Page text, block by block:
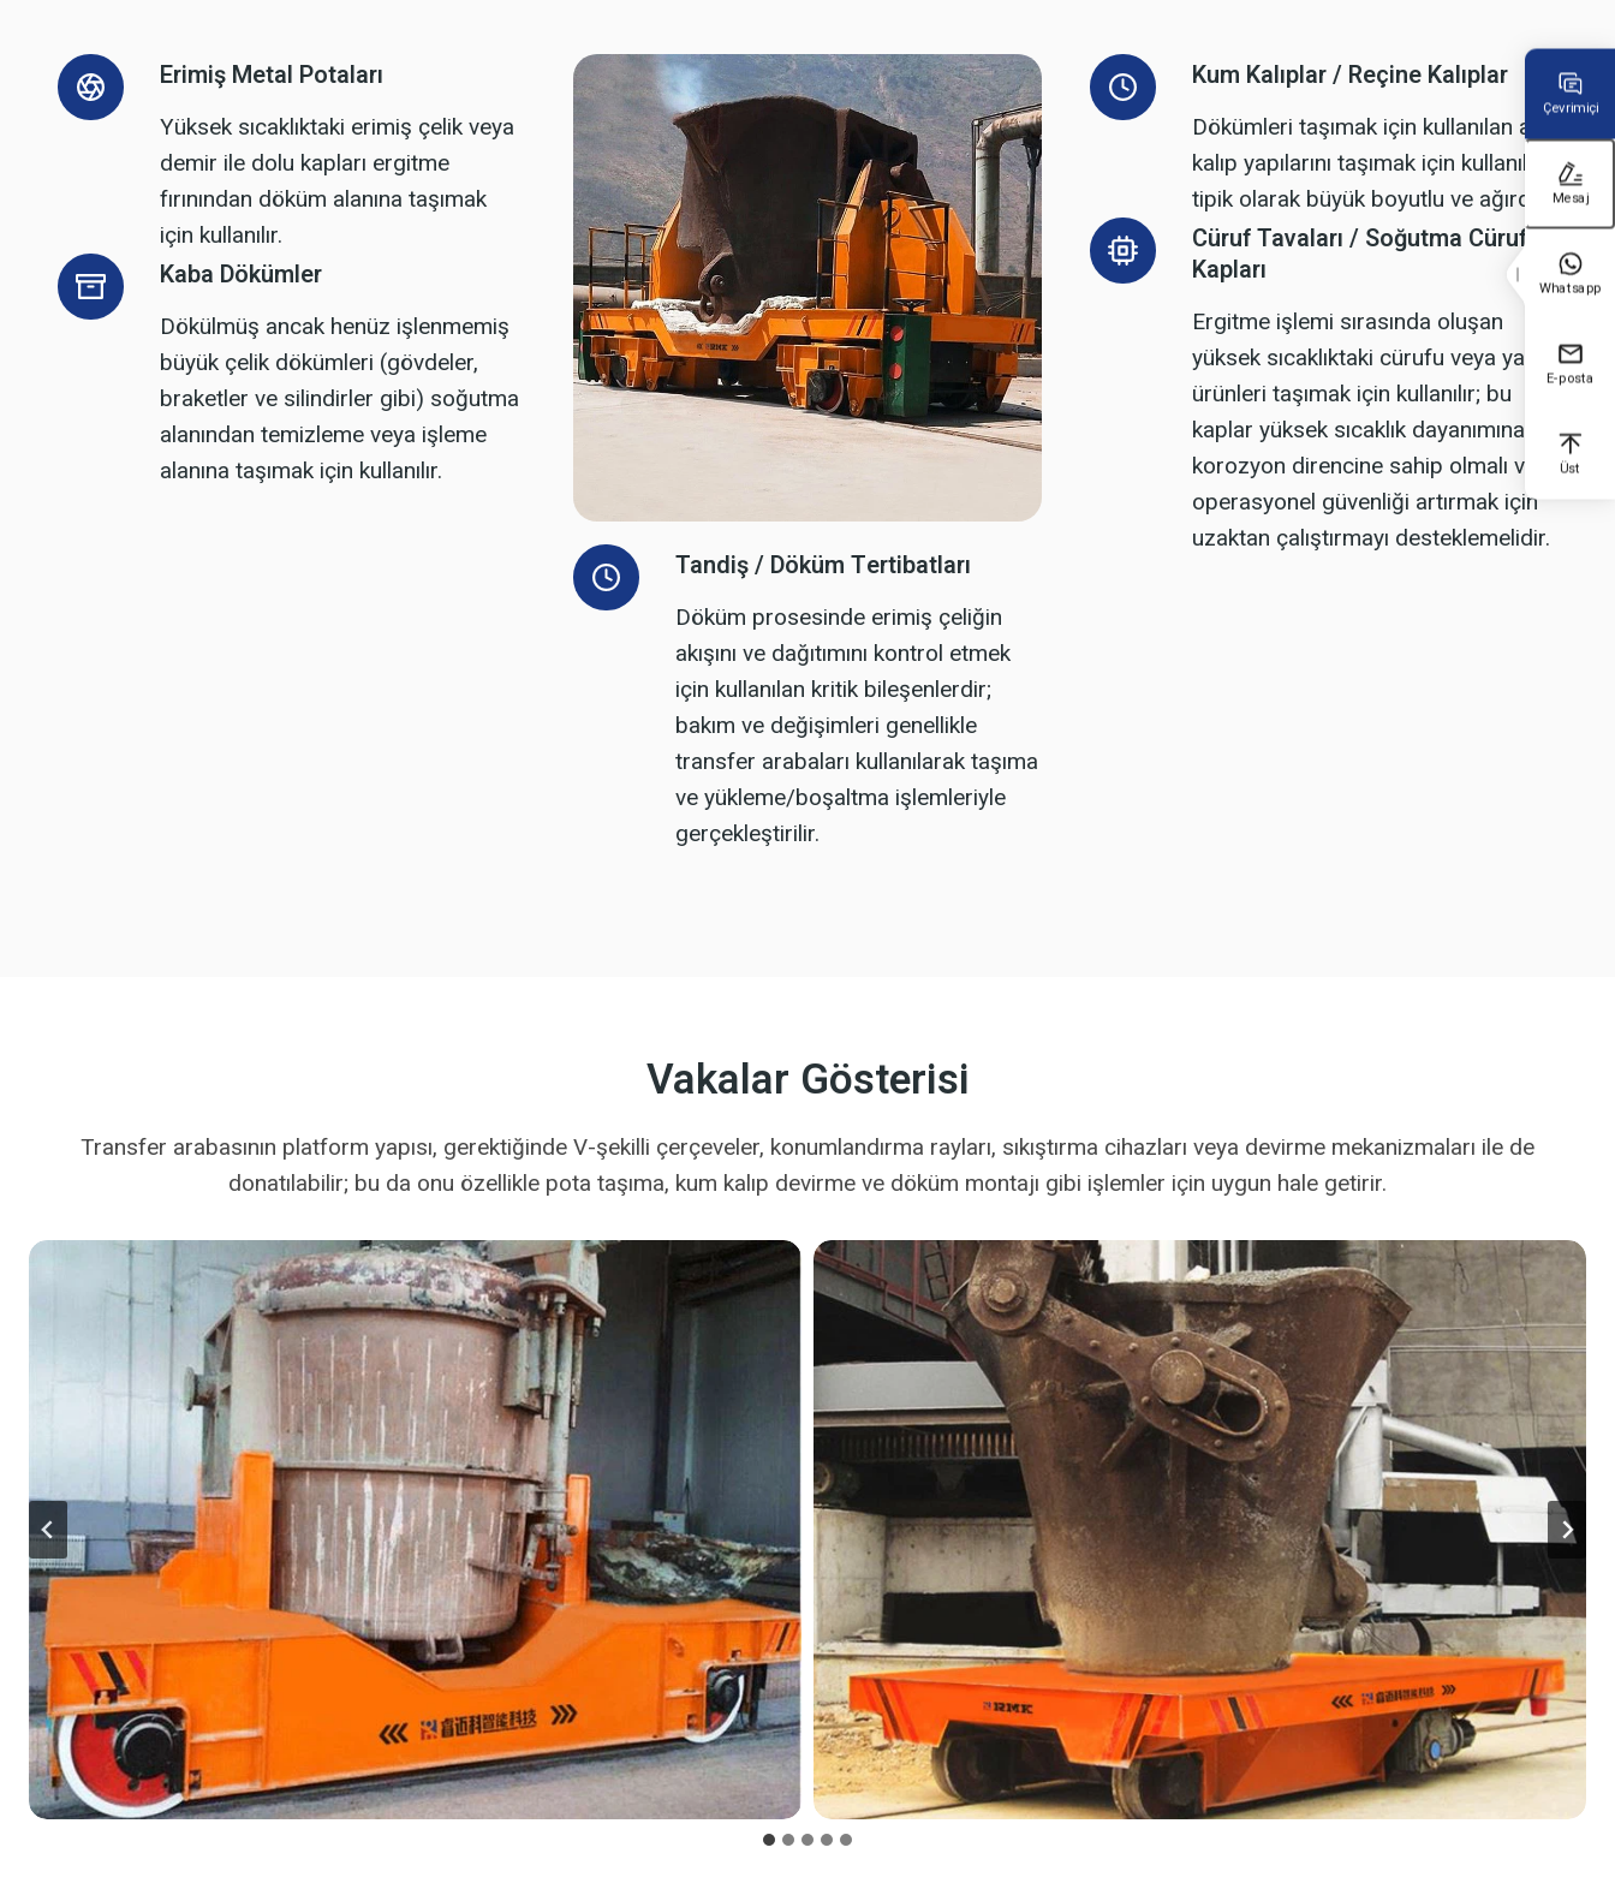
Erimiş Metal Potaları
Yüksek sıcaklıktaki erimiş çelik veya
demir ile dolu kapları ergitme
fırınından döküm alanına taşımak
için kullanılır.
Kaba Dökümler
Dökülmüş ancak henüz işlenmemiş
büyük çelik dökümleri (gövdeler,
braketler ve silindirler gibi) soğutma
alanından temizleme veya işleme
alanına taşımak için kullanılır.
Tandiş / Döküm Tertibatları
Döküm prosesinde erimiş çeliğin
akışını ve dağıtımını kontrol etmek
için kullanılan kritik bileşenlerdir;
bakım ve değişimleri genellikle
transfer arabaları kullanılarak taşıma
ve yükleme/boşaltma işlemleriyle
gerçekleştirilir.
Kum Kalıplar / Reçine Kalıplar
Dökümleri taşımak için kullanılan ağır
kalıp yapılarını taşımak için kullanılır;
tipik olarak büyük boyutlu ve ağırdır.
Cüruf Tavaları / Soğutma Cüruf
Kapları
Ergitme işlemi sırasında oluşan
yüksek sıcaklıktaki cürufu veya yan
ürünleri taşımak için kullanılır; bu
kaplar yüksek sıcaklık dayanımına ve
korozyon direncine sahip olmalı ve
operasyonel güvenliği artırmak için
uzaktan çalıştırmayı desteklemelidir.
Vakalar Gösterisi
Transfer arabasının platform yapısı, gerektiğinde V-şekilli çerçeveler, konumlandırma rayları, sıkıştırma cihazları veya devirme mekanizmaları ile de
donatılabilir; bu da onu özellikle pota taşıma, kum kalıp devirme ve döküm montajı gibi işlemler için uygun hale getirir.
Çevrimiçi
Mesaj
Whatsapp
E-posta
Üst